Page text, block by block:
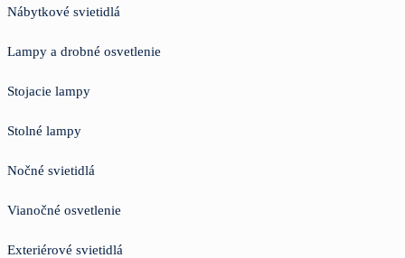
Nábytkové svietidlá
Lampy a drobné osvetlenie
Stojacie lampy
Stolné lampy
Nočné svietidlá
Vianočné osvetlenie
Exteriérové svietidlá